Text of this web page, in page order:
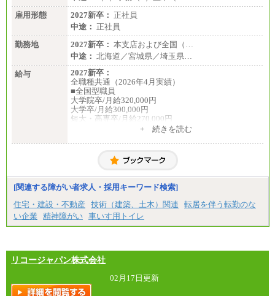
雇用形態
2027新卒： 正社員
中途： 正社員
勤務地
2027新卒： 本支店および全国（…
中途： 北海道／宮城県／埼玉県…
給与
2027新卒：
全職種共通（2026年4月実績）
■全国型職員
大学院卒/月給320,000円
大学卒/月給300,000円
短大・高専卒/月給270,000円
大学院卒/月給256,000円～288,000円
大学卒/月給240,000円～270,000円
短大・高専卒/月給216,000円～243,000円
■特定職員※
大学院卒/月給234,000円～263,000円
大学卒/月給219,000円～246,000円
短大・高専卒/月給197,000円～222,000円
※拠点型職員、特定職員の給与は、生活の拠点が定
す。
中途：
全職種共通
月給制
226,600円～390,100円（勤務地域等により異なりま
+ 続きを読む
[関連する障がい者求人・採用キーワード検索]
住宅・建設・不動産
技術（建築、土木）関連
転居を伴う転勤のな
い企業
精神障がい 車いす用トイレ
リコージャパン株式会社
02月17日更新